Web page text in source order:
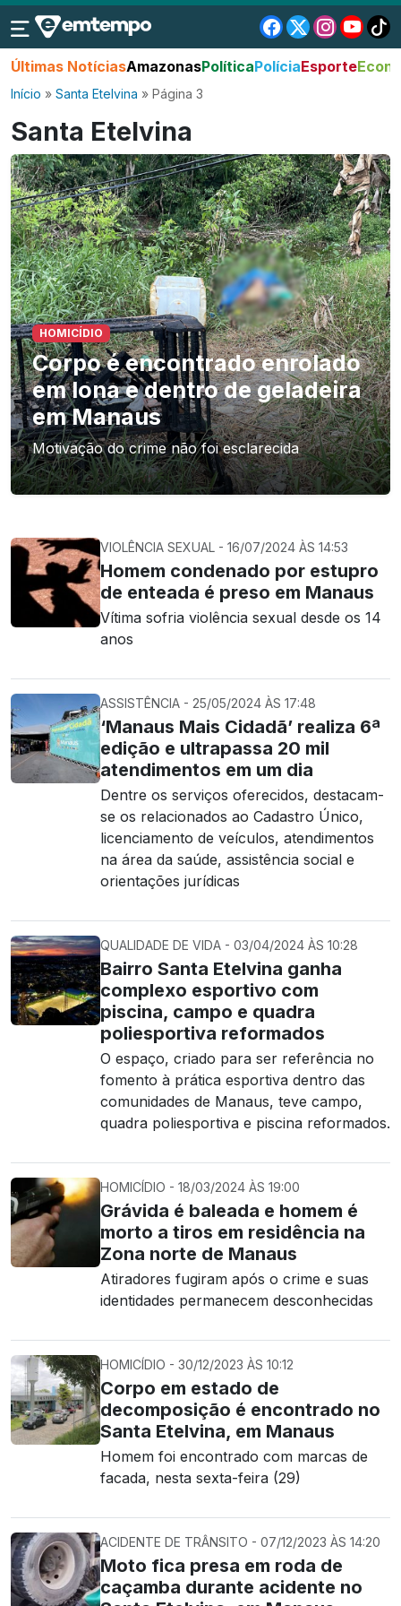
Últimas NotíciasAmazonasPolíticaPolíciaEsporte
Início » Santa Etelvina » Página 3
Santa Etelvina
HOMICÍDIO
Corpo é encontrado enrolado
em lona e dentro de geladeira
em Manaus
Motivação do crime não foi esclarecida
VIOLÊNCIA SEXUAL - 16/07/2024 ÀS 14:53
Homem condenado por estupro
de enteada é preso em Manaus
Vítima sofria violência sexual desde os 14
anos
ASSISTÊNCIA - 25/05/2024 ÀS 17:48
‘Manaus Mais Cidadã’ realiza 6ª
edição e ultrapassa 20 mil
atendimentos em um dia
Dentre os serviços oferecidos, destacam-
se os relacionados ao Cadastro Único,
licenciamento de veículos, atendimentos
na área da saúde, assistência social e
orientações jurídicas
QUALIDADE DE VIDA - 03/04/2024 ÀS 10:28
Bairro Santa Etelvina ganha
complexo esportivo com
piscina, campo e quadra
poliesportiva reformados
O espaço, criado para ser referência no
fomento à prática esportiva dentro das
comunidades de Manaus, teve campo,
quadra poliesportiva e piscina reformados.
HOMICÍDIO - 18/03/2024 ÀS 19:00
Grávida é baleada e homem é
morto a tiros em residência na
Zona norte de Manaus
Atiradores fugiram após o crime e suas
identidades permanecem desconhecidas
HOMICÍDIO - 30/12/2023 ÀS 10:12
Corpo em estado de
decomposição é encontrado no
Santa Etelvina, em Manaus
Homem foi encontrado com marcas de
facada, nesta sexta-feira (29)
ACIDENTE DE TRÂNSITO - 07/12/2023 ÀS 14:20
Moto fica presa em roda de
caçamba durante acidente no